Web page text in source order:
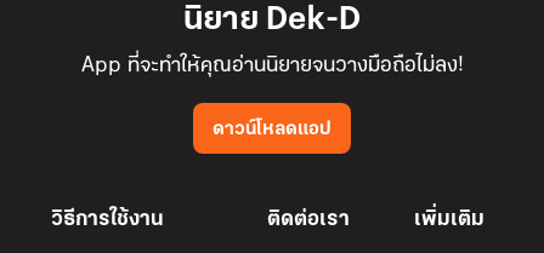
นิยาย Dek-D
App ที่จะทำให้คุณอ่านนิยายจนวางมือถือไม่ลง!
ดาวน์โหลดแอป
วิธีการใช้งาน ติดต่อเรา เพิ่มเติม